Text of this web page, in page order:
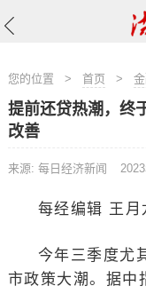
您的位置 > 首页 >
提前还贷热潮，终
改善
来源: 每日经济新闻
每经编辑 王月
今年三季度尤
市政策大潮。据中